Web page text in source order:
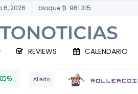
6, 2026 bloque ₿: 961.315
REVIEWS CALENDARIO